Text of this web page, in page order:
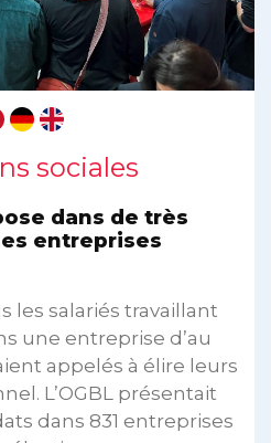
sociales
dans de très
entreprises
les salariés travaillant
une entreprise d’au
appelés à élire leurs
L’OGBL présentait
dans 831 entreprises